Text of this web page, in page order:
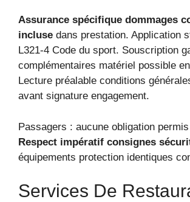
Assurance spécifique dommages
incluse dans prestation. Application
L321-4 Code du sport. Souscription
complémentaires matériel possible
Lecture préalable conditions
avant signature engagement.
Passagers : aucune obligation
Respect impératif consignes
équipements protection identiques
Services De